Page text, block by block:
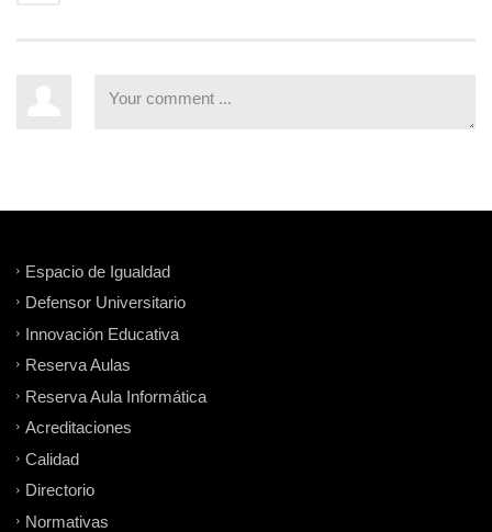
Espacio de Igualdad
Defensor Universitario
Innovación Educativa
Reserva Aulas
Reserva Aula Informática
Acreditaciones
Calidad
Directorio
Normativas